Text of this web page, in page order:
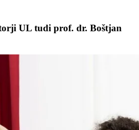
UL tudi prof. dr. Boštjan